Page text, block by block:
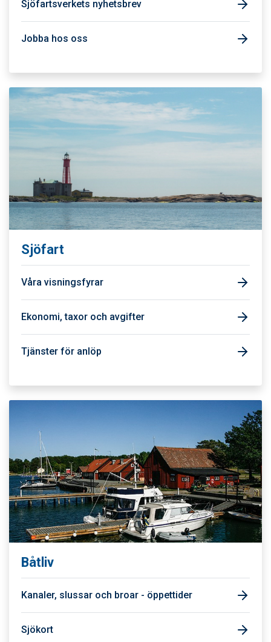
Sjöfartsverkets nyhetsbrev
Jobba hos oss
Sjöfart
Våra visningsfyrar
Ekonomi, taxor och avgifter
Tjänster för anlöp
Båtliv
Kanaler, slussar och broar - öppettider
Sjökort